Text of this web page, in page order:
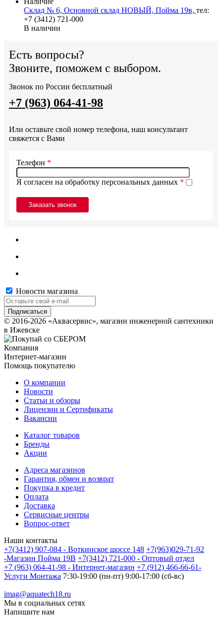
Склад № 6, Основной склад НОВЫЙ, Пойма 19в, тел:
+7 (3412) 721-000
В наличии
Есть вопросы?
Звоните, поможем с выбором.
Звонок по России бесплатный
+7 (963) 064-41-98
Или оставьте свой номер телефона, наш консультант
свяжется с Вами
Я согласен на обработку персональных данных *
Телефон *
Новости магазина
© 2016-2026 «Аквасервис», магазин инженерной сантехники
в Ижевске
Компания
Интернет-магазин
Помощь покупателю
О компании
Новости
Статьи и обзоры
Лицензии и Сертификаты
Вакансии
Каталог товаров
Бренды
Акции
Адреса магазинов
Гарантия, обмен и возврат
Покупка в кредит
Оплата
Доставка
Сервисные центры
Вопрос-ответ
Наши контакты
+7(3412) 907-084 - Воткинское шоссе 148 +7(963)029-71-92
-Магазин Пойма 19В +7(3412) 721-000 - Оптовый отдел
+7 (963) 064-41-98 - Интернет-магазин +7 (912) 466-66-61-
Услуги Монтажа 7:30-19:00 (пн-пт) 9:00-17:00 (сб-вс)
imag@aquatech18.ru
Мы в социальных сетях
Напишите нам